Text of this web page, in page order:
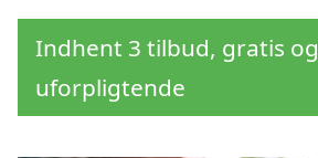
Indhent 3 tilbud, gratis og
uforpligtende